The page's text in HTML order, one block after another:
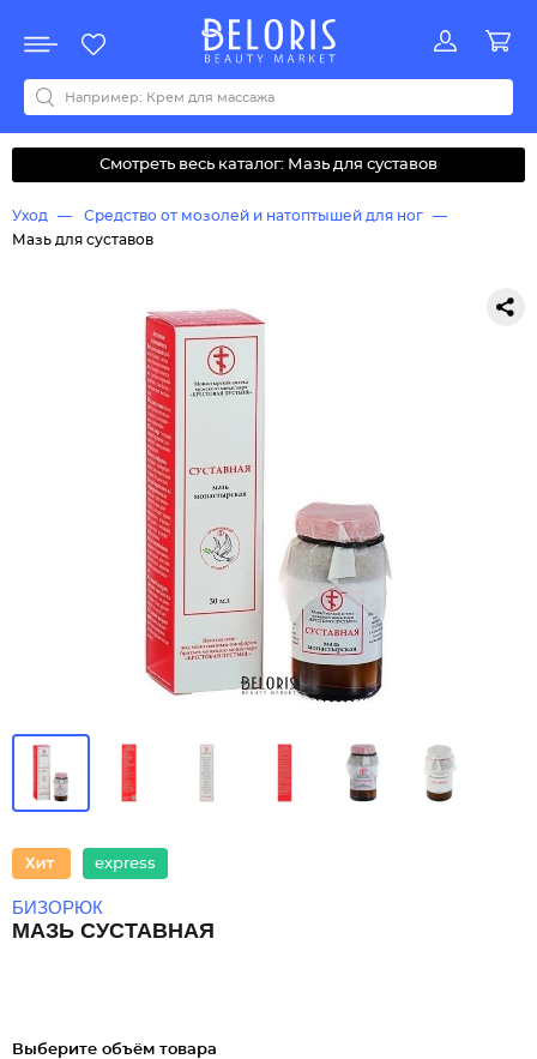
Акции
Все бренды
0-9ABCDEFGHIJKLMNOPQRSTUVWYZАБВДЗИМОКЛНПРСТУФ
Смотреть весь каталог: Мазь для суставов
Уход
Средство от мозолей и натоптышей для ног
Мазь для суставов
express
БИЗОРЮК
МАЗЬ СУСТАВНАЯ
Выберите объём товара